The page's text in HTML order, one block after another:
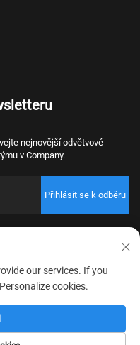
nejnovější odvětvové
v Company.
Přihlásit se k odběru
our services. If you
cookies.